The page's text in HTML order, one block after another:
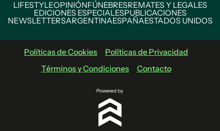
LIFESTYLEOPINIÓNFÚNEBRESREMATES Y LEGALES
EDICIONES ESPECIALESPUBLICACIONES
NEWSLETTERSARGENTINAESPAÑAESTADOS UNIDOS
Políticas de Cookies
Políticas de Privacidad
Términos y Condiciones
Contacto